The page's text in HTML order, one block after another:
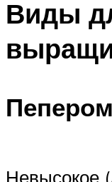
Виды
Невысокое